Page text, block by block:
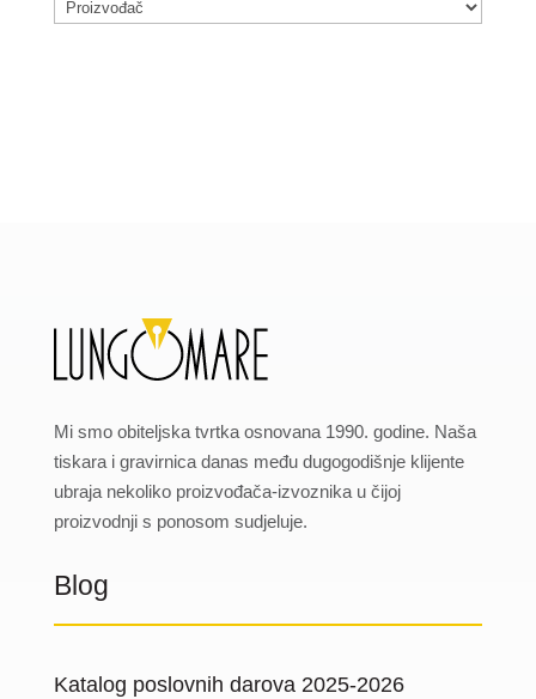
Mi smo obiteljska tvrtka osnovana 1990. godine. Naša
tiskara i gravirnica danas među dugogodišnje klijente
ubraja nekoliko proizvođača-izvoznika u čijoj
proizvodnji s ponosom sudjeluje.
Blog
Katalog poslovnih darova 2025-2026